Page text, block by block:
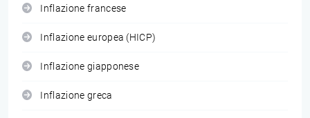
Inflazione francese
Inflazione europea (HICP)
Inflazione giapponese
Inflazione greca